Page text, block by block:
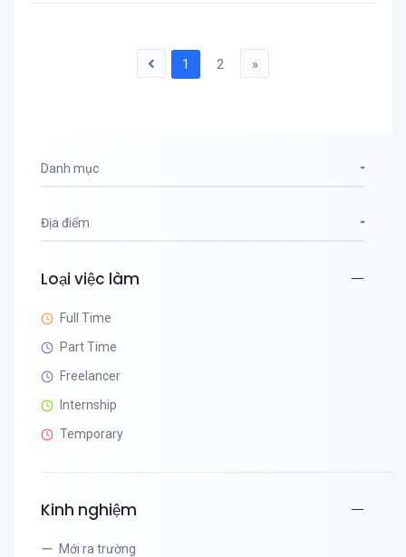
1 2 »
Danh mục
Địa điểm
Loại việc làm
Full Time
Part Time
Freelancer
Internship
Temporary
Kinh nghiệm
Mới ra trường